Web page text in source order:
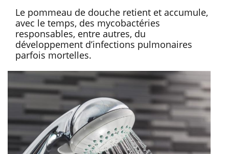
Le pommeau de douche retient et accumule,
avec le temps, des mycobactéries
responsables, entre autres, du
développement d’infections pulmonaires
parfois mortelles.